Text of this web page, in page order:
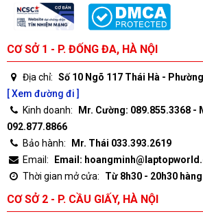
CƠ SỞ 1 - P. ĐỐNG ĐA, HÀ NỘI
Địa chỉ: Số 10 Ngõ 117 Thái Hà -
[ Xem đường đi ]
Kinh doanh:
Mr. Cường: 089.855.3368 -
092.877.8866
Bảo hành:
Mr. Thái 033.393.2619
Email:
Email:
Thời gian mở cửa:
Từ 8h30 - 20h30
CƠ SỞ 2 - P. CẦU GIẤY, HÀ NỘI